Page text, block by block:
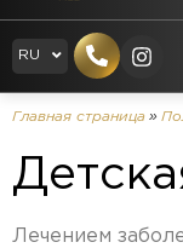
RU
UK
Главная страница »
Лечением